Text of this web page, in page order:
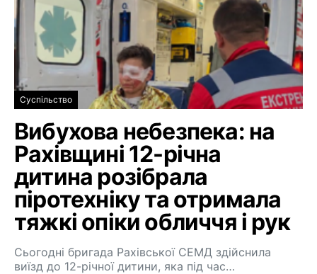
Суспільство
Вибухова небезпека: на
Рахівщині 12-річна
дитина розібрала
піротехніку та отримала
тяжкі опіки обличчя і рук
Сьогодні бригада Рахівської СЕМД здійснила
виїзд до 12-річної дитини, яка під час…